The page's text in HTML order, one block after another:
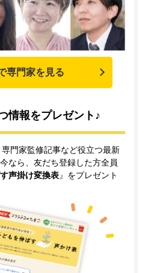
専門家を見る
情報をプレゼント♪
門家監修記事など役立つ最新
なら、友だち登録した方全員
声掛け変換表』をプレゼント